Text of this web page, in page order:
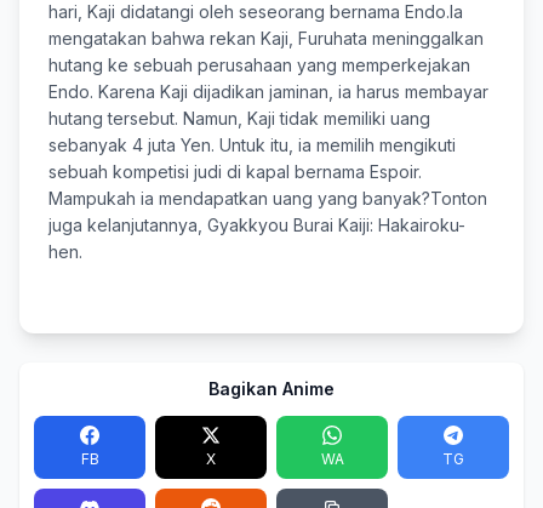
hari, Kaji didatangi oleh seseorang bernama Endo.Ia
mengatakan bahwa rekan Kaji, Furuhata meninggalkan
hutang ke sebuah perusahaan yang memperkejakan
Endo. Karena Kaji dijadikan jaminan, ia harus membayar
hutang tersebut. Namun, Kaji tidak memiliki uang
sebanyak 4 juta Yen. Untuk itu, ia memilih mengikuti
sebuah kompetisi judi di kapal bernama Espoir.
Mampukah ia mendapatkan uang yang banyak?Tonton
juga kelanjutannya, Gyakkyou Burai Kaiji: Hakairoku-
hen.
Bagikan Anime
FB X WA TG